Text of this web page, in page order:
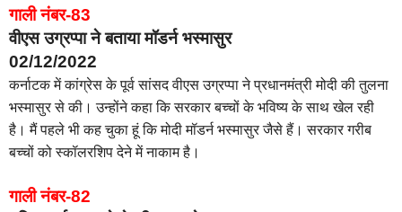
गाली नंबर-83
वीएस उग्रप्पा ने बताया मॉडर्न भस्मासुर
02/12/2022
कर्नाटक में कांग्रेस के पूर्व सांसद वीएस उग्रप्पा ने प्रधानमंत्री मोदी की तुलना
भस्मासुर से की। उन्होंने कहा कि सरकार बच्चों के भविष्य के साथ खेल रही
है। मैं पहले भी कह चुका हूं कि मोदी मॉडर्न भस्मासुर जैसे हैं। सरकार गरीब
बच्चों को स्कॉलरशिप देने में नाकाम है।
गाली नंबर-82